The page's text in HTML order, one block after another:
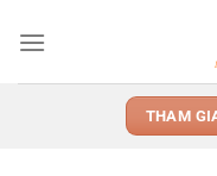
THAM